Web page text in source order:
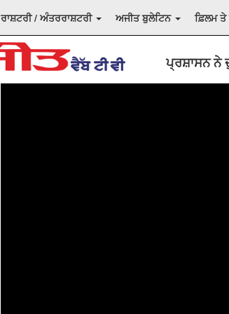
ਰਾਸ਼ਟਰੀ / ਅੰਤਰਰਾਸ਼ਟਰੀ ਅਜੀਤ ਬੁਲੇਟਿਨ ਫ਼ਿਲਮ
ਪ੍ਰਸ਼ਾਸਨ ਨੇ